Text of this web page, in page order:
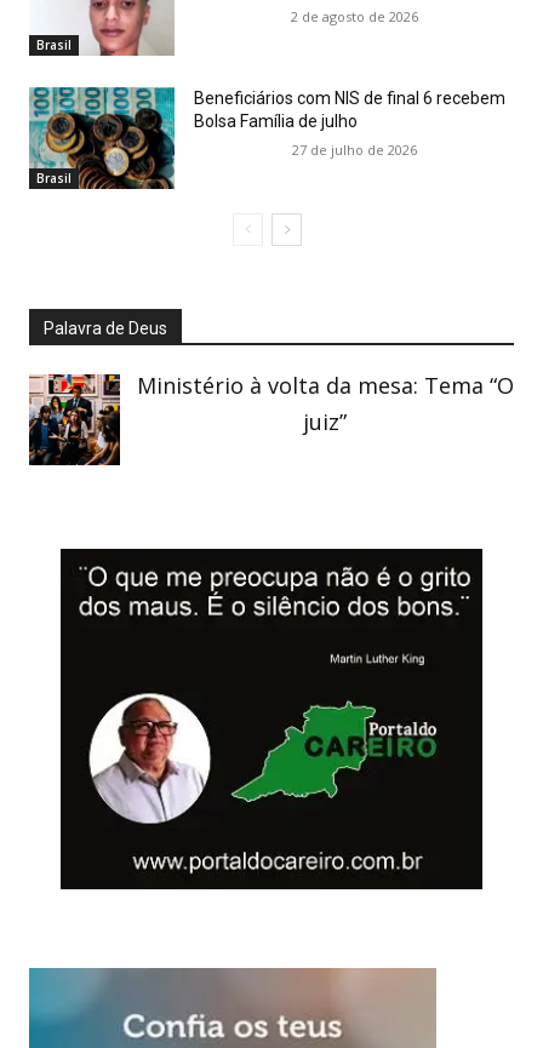
Brasil
2 de agosto de 2026
Brasil
Beneficiários com NIS de final 6 recebem
Bolsa Família de julho
27 de julho de 2026
Palavra de Deus
Ministério à volta da mesa: Tema “O
juiz”